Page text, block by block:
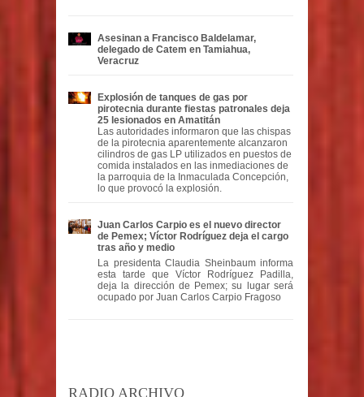
Asesinan a Francisco Baldelamar,
delegado de Catem en Tamiahua,
Veracruz
Explosión de tanques de gas por
pirotecnia durante fiestas patronales deja
25 lesionados en Amatitán
Las autoridades informaron que las chispas
de la pirotecnia aparentemente alcanzaron
cilindros de gas LP utilizados en puestos de
comida instalados en las inmediaciones de
la parroquia de la Inmaculada Concepción,
lo que provocó la explosión.
Juan Carlos Carpio es el nuevo director
de Pemex; Víctor Rodríguez deja el cargo
tras año y medio
La presidenta Claudia Sheinbaum informa
esta tarde que Víctor Rodríguez Padilla,
deja la dirección de Pemex; su lugar será
ocupado por Juan Carlos Carpio Fragoso
RADIO ARCHIVO